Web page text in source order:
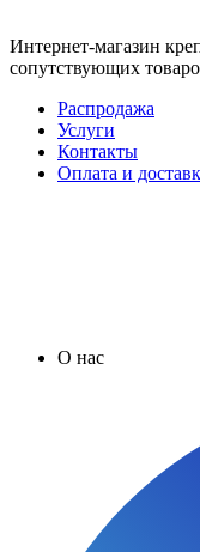
Интернет-магазин
сопутствующих
Распродажа
Услуги
Контакты
Оплата и
О нас